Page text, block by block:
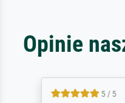
Opinie
5 / 5